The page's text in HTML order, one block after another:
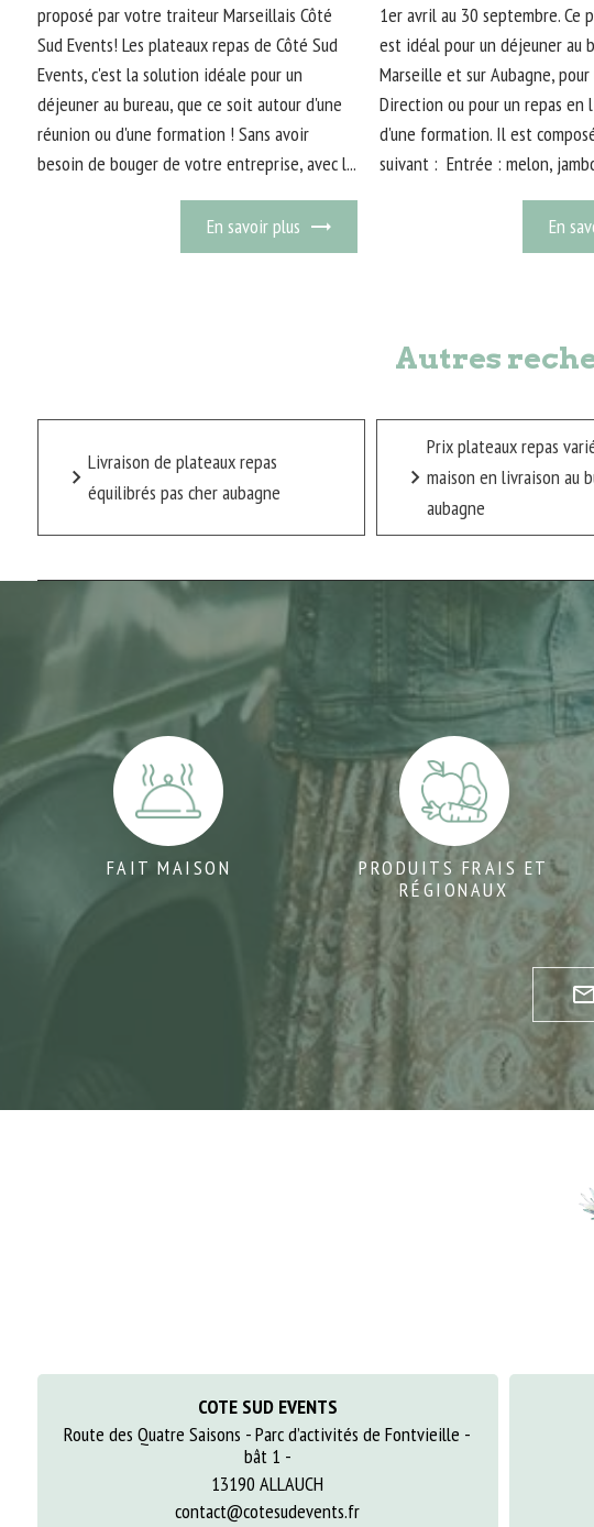
proposé par votre traiteur Marseillais Côté
Sud Events! Les plateaux repas de Côté Sud
Events, c'est la solution idéale pour un
déjeuner au bureau, que ce soit autour d'une
réunion ou d'une formation ! Sans avoir
besoin de bouger de votre entreprise, avec l...
En savoir plus
1er avril au 30 septembre. Ce
est idéal pour un déjeuner au
Marseille et sur Aubagne,
Direction ou pour un repas en
d'une formation. Il est
suivant : Entrée : melon,
En
Autres
Livraison de plateaux repas
équilibrés pas cher aubagne
Prix plateaux repas
maison en livraison au
aubagne
FAIT MAISON
PRODUITS FRAIS ET
RÉGIONAUX
mail_outline
COTE SUD EVENTS
Route des Quatre Saisons - Parc d’activités de Fontvieille -
bât 1 -
13190 ALLAUCH
contact@cotesudevents.fr